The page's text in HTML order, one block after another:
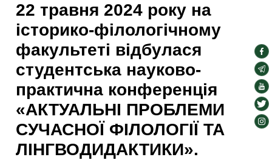
22 травня 2024 року на
історико-філологічному
факультеті відбулася
студентська науково-
практична конференція
«АКТУАЛЬНІ ПРОБЛЕМИ
СУЧАСНОЇ ФІЛОЛОГІЇ ТА
ЛІНГВОДИДАКТИКИ».